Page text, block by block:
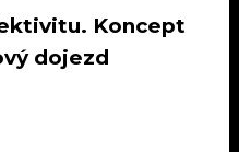
Koncept
dojezd